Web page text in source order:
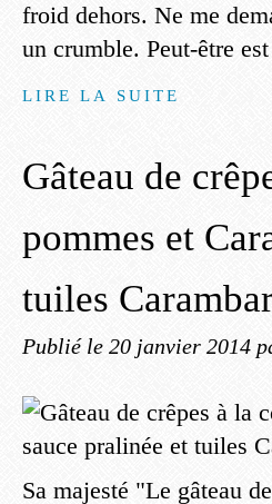
froid dehors. Ne me
un crumble. Peut-être
LIRE LA SUITE
Gâteau de
pommes et
tuiles
Publié le 20 janvier 2014
Sa majesté "Le gâteau